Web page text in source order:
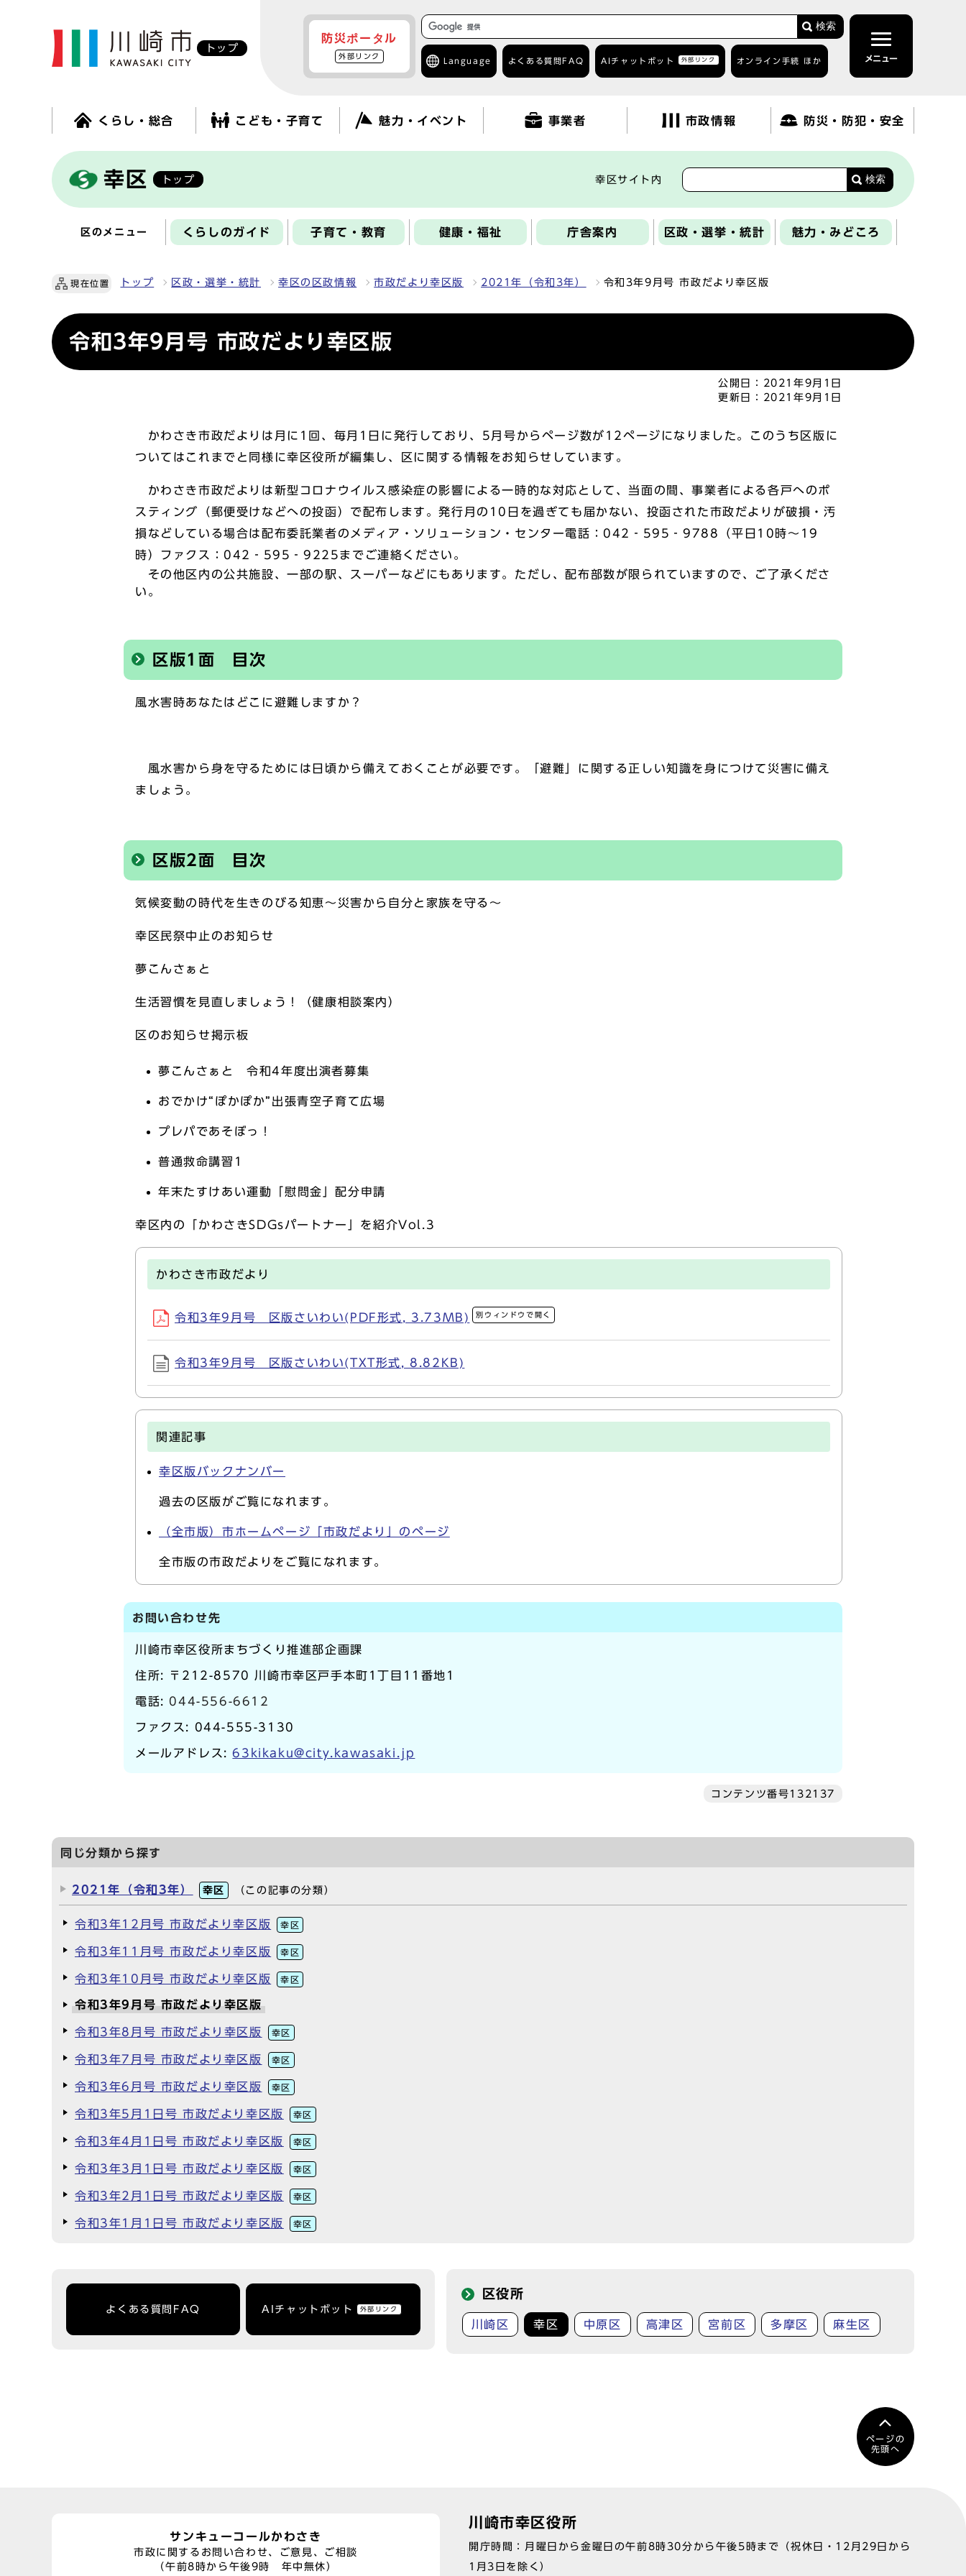
トップ
防災ポータル
外部リンク
検索
Language よくある質問 FAQ AIチャットボット 外部リンク オンライン手続 ほか メニュー
くらし・総合 こども・子育て 魅力・イベント 事業者 市政情報 防災・防犯・安全
幸区 トップ 幸区サイト内 検索
区のメニュー くらしのガイド 子育て・教育 健康・福祉 庁舎案内 区政・選挙・統計 魅力・みどころ
現在位置 トップ 区政・選挙・統計 幸区の区政情報 市政だより幸区版 2021年（令和3年） 令和3年9月号 市政だより幸区版
令和3年9月号 市政だより幸区版
公開日：
2021年9月1日
更新日：
2021年9月1日
かわさき市政だよりは月に1回、毎月1日に発行しており、5月号からページ数が12ページになりました。このうち区版に
ついてはこれまでと同様に幸区役所が編集し、区に関する情報をお知らせしています。
かわさき市政だよりは新型コロナウイルス感染症の影響による一時的な対応として、当面の間、事業者による各戸へのポ
スティング（郵便受けなどへの投函）で配布します。発行月の10日を過ぎても届かない、投函された市政だよりが破損・汚
損などしている場合は配布委託業者のメディア・ソリューション・センター電話：042‐595‐9788（平日10時～19
時）ファクス：042‐595‐9225までご連絡ください。
その他区内の公共施設、一部の駅、スーパーなどにもあります。ただし、配布部数が限られていますので、ご了承くださ
い。
区版1面 目次
風水害時あなたはどこに避難しますか？
風水害から身を守るためには日頃から備えておくことが必要です。「避難」に関する正しい知識を身につけて災害に備え
ましょう。
区版2面 目次
気候変動の時代を生きのびる知恵～災害から自分と家族を守る～
幸区民祭中止のお知らせ
夢こんさぁと
生活習慣を見直しましょう！（健康相談案内）
区のお知らせ掲示板
夢こんさぁと 令和4年度出演者募集
おでかけ“ぽかぽか”出張青空子育て広場
プレパであそぼっ！
普通救命講習1
年末たすけあい運動「慰問金」配分申請
幸区内の「かわさきSDGsパートナー」を紹介Vol.3
かわさき市政だより
令和3年9月号 区版さいわい(PDF形式, 3.73MB) 別ウィンドウで開く
令和3年9月号 区版さいわい(TXT形式, 8.82KB)
関連記事
幸区版バックナンバー
過去の区版がご覧になれます。
（全市版）市ホームページ「市政だより」のページ
全市版の市政だよりをご覧になれます。
お問い合わせ先
川崎市幸区役所まちづくり推進部企画課
住所: 〒212-8570 川崎市幸区戸手本町1丁目11番地1
電話: 044-556-6612
ファクス: 044-555-3130
メールアドレス:63kikaku@city.kawasaki.jp
コンテンツ番号132137
同じ分類から探す
2021年（令和3年） 幸区 （この記事の分類）
令和3年12月号 市政だより幸区版 幸区
令和3年11月号 市政だより幸区版 幸区
令和3年10月号 市政だより幸区版 幸区
令和3年9月号 市政だより幸区版
令和3年8月号 市政だより幸区版 幸区
令和3年7月号 市政だより幸区版 幸区
令和3年6月号 市政だより幸区版 幸区
令和3年5月1日号 市政だより幸区版 幸区
令和3年4月1日号 市政だより幸区版 幸区
令和3年3月1日号 市政だより幸区版 幸区
令和3年2月1日号 市政だより幸区版 幸区
令和3年1月1日号 市政だより幸区版 幸区
よくある質問FAQ AIチャットボット 外部リンク
区役所
川崎区 幸区 中原区 高津区 宮前区 多摩区 麻生区
ページの
先頭へ
サンキューコールかわさき
市政に関するお問い合わせ、ご意見、ご相談
（午前8時から午後9時 年中無休）
川崎市幸区役所
開庁時間：月曜日から金曜日の午前8時30分から午後5時まで（祝休日・12月29日から
1月3日を除く）